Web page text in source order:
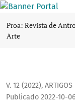
Proa: Revista de
Arte
V. 12 (2022), ARTIGOS
Publicado 2022-10-06